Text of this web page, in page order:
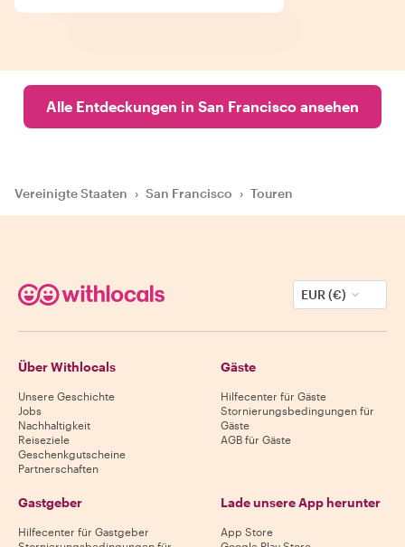
Alle Entdeckungen in San Francisco ansehen
Vereinigte Staaten › San Francisco › Touren
EUR (€)
Über Withlocals
Unsere Geschichte
Jobs
Nachhaltigkeit
Reiseziele
Geschenkgutscheine
Partnerschaften
Gäste
Hilfecenter für Gäste
Stornierungsbedingungen für
Gäste
AGB für Gäste
Gastgeber
Hilfecenter für Gastgeber
Lade unsere App herunter
App Store